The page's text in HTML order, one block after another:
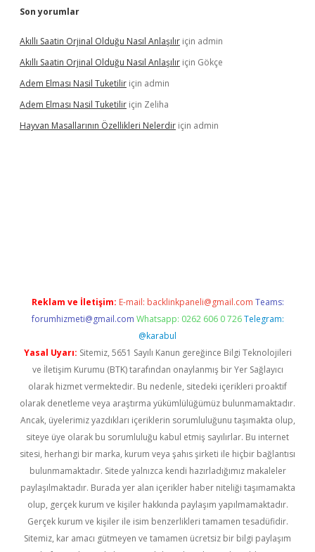
Son yorumlar
Akıllı Saatin Orjinal Olduğu Nasıl Anlaşılır için admin
Akıllı Saatin Orjinal Olduğu Nasıl Anlaşılır için Gökçe
Adem Elması Nasil Tuketilir için admin
Adem Elması Nasil Tuketilir için Zeliha
Hayvan Masallarının Özellikleri Nelerdir için admin
Reklam ve İletişim: E-mail: backlinkpaneli@gmail.com Teams:
forumhizmeti@gmail.com Whatsapp: 0262 606 0 726 Telegram:
@karabul
Yasal Uyarı: Sitemiz, 5651 Sayılı Kanun gereğince Bilgi Teknolojileri
ve İletişim Kurumu (BTK) tarafından onaylanmış bir Yer Sağlayıcı
olarak hizmet vermektedir. Bu nedenle, sitedeki içerikleri proaktif
olarak denetleme veya araştırma yükümlülüğümüz bulunmamaktadır.
Ancak, üyelerimiz yazdıkları içeriklerin sorumluluğunu taşımakta olup,
siteye üye olarak bu sorumluluğu kabul etmiş sayılırlar. Bu internet
sitesi, herhangi bir marka, kurum veya şahıs şirketi ile hiçbir bağlantısı
bulunmamaktadır. Sitede yalnızca kendi hazırladığımız makaleler
paylaşılmaktadır. Burada yer alan içerikler haber niteliği taşımamakta
olup, gerçek kurum ve kişiler hakkında paylaşım yapılmamaktadır.
Gerçek kurum ve kişiler ile isim benzerlikleri tamamen tesadüfidir.
Sitemiz, kar amacı gütmeyen ve tamamen ücretsiz bir bilgi paylaşım